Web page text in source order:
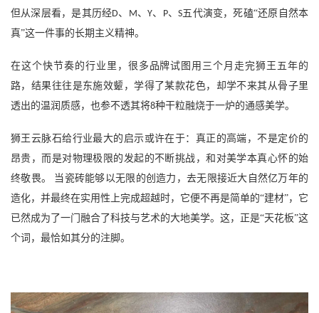
但从深层看，是其历经D、 M、Y、 P、S五代演变，死磕“还原自然本
真”这一件事的长期主义精神。
在这个快节奏的行业里，很多品牌试图用三个月走完狮王五年的
路，结果往往是东施效颦，学得了某款花色，却学不来其从骨子里
透出的温润质感，也参不透其将8种干粒融烧于一炉的通感美学。
狮王云脉石给行业最大的启示或许在于：真正的高端，不是定价的
昂贵，而是对物理极限的发起的不断挑战，和对美学本真心怀的始
终敬畏。
当瓷砖能够以无限的创造力，去无限接近大自然亿万年的
造化，并最终在实用性上完成超越时，它便不再是简单的“建材”，它
已然成为了一门融合了科技与艺术的大地美学。这，正是“天花板”这
个词，最恰如其分的注脚。